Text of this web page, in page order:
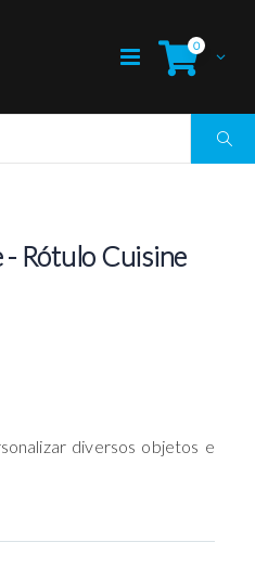
0
Rótulo Cuisine
diversos objetos e